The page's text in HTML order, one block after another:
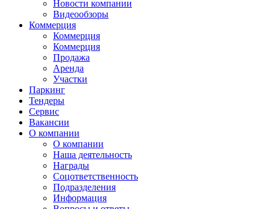
Новости компании
Видеообзоры
Коммерция
Коммерция
Коммерция
Продажа
Аренда
Участки
Паркинг
Тендеры
Сервис
Вакансии
О компании
О компании
Наша деятельность
Награды
Соцответственность
Подразделения
Информация